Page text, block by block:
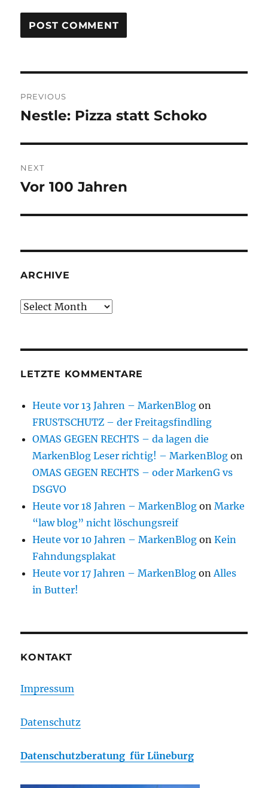
navigation
PREVIOUS
Previous
Nestle: Pizza statt Schoko
NEXT
Next
Vor 100 Jahren
ARCHIVE
Archive
LETZTE KOMMENTARE
Heute vor 13 Jahren – MarkenBlog on
FRUSTSCHUTZ – der Freitagsfindling
OMAS GEGEN RECHTS – da lagen die
MarkenBlog Leser richtig! – MarkenBlog on
OMAS GEGEN RECHTS – oder MarkenG vs
DSGVO
Heute vor 18 Jahren – MarkenBlog onMarke
“law blog” nicht löschungsreif
Heute vor 10 Jahren – MarkenBlog onKein
Fahndungsplakat
Heute vor 17 Jahren – MarkenBlog onAlles
in Butter!
KONTAKT
Impressum
Datenschutz
Datenschutzberatung für Lüneburg